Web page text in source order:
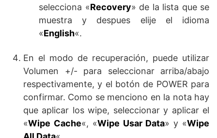
selecciona «Recovery» de la lista que se
muestra y despues elije el idioma
«English«.
En el modo de recuperación, puede utilizar
Volumen +/- para seleccionar arriba/abajo
respectivamente, y el botón de POWER para
confirmar. Como se menciono en la nota hay
que aplicar los wipe, seleccionar y aplicar el
«Wipe Cache«, «Wipe Usar Data» y «Wipe